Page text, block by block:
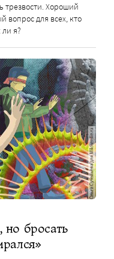
трезвости. Хороший
вопрос для всех, кто
ли я?
бросать